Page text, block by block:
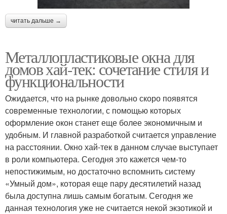
читать дальше →
Металлопластиковые окна для
домов хай-тек: сочетание стиля и
функциональности
Ожидается, что на рынке довольно скоро появятся
современные технологии, с помощью которых
оформление окон станет еще более экономичным и
удобным. И главной разработкой считается управление
на расстоянии. Окно хай-тек в данном случае выступает
в роли компьютера. Сегодня это кажется чем-то
непостижимым, но достаточно вспомнить систему
«Умный дом», которая еще пару десятилетий назад
была доступна лишь самым богатым. Сегодня же
данная технология уже не считается некой экзотикой и